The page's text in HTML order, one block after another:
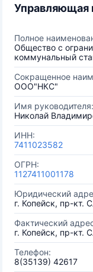
Управляющая
Полное
Общество с
коммунальный
Сокращенное
ООО"НКС"
Имя руководителя:
Николай
ИНН:
7411023582
ОГРН:
1127411001178
Юридический
г. Копейск, пр-кт.
Фактический
г. Копейск, пр-кт.
Телефон:
8(35139) 42617